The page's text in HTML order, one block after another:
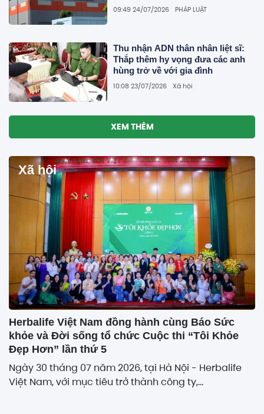
09:49 24/07/2026 PHÁP LUẬT
Thu nhận ADN thân nhân liệt sĩ:
Thắp thêm hy vọng đưa các anh
hùng trở về với gia đình
10:08 23/07/2026 Xã hội
XEM THÊM
Xã hội
Herbalife Việt Nam đồng hành cùng Báo Sức
khỏe và Đời sống tổ chức Cuộc thi “Tôi Khỏe
Đẹp Hơn” lần thứ 5
Ngày 30 tháng 07 năm 2026, tại Hà Nội - Herbalife
Việt Nam, với mục tiêu trở thành công ty,...